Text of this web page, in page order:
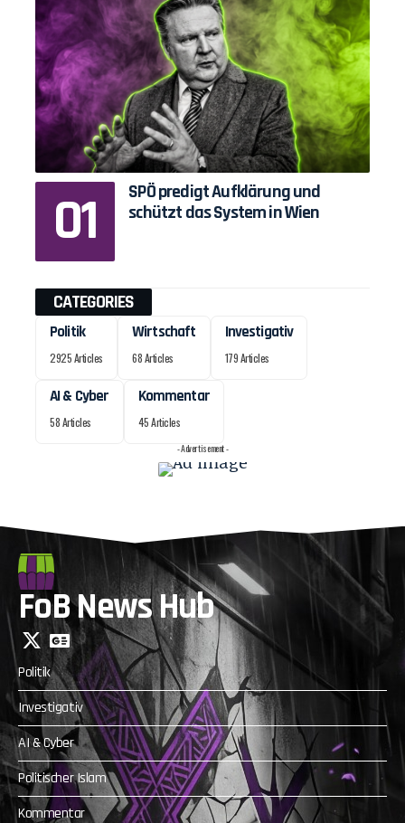
SPÖ predigt Aufklärung und
schützt das System in Wien
CATEGORIES
Politik
2925 Articles
Wirtschaft
68 Articles
Investigativ
179 Articles
AI & Cyber
58 Articles
Kommentar
45 Articles
- Advertisement -
FoB News Hub
Politik
Investigativ
AI & Cyber
Politischer Islam
Kommentar